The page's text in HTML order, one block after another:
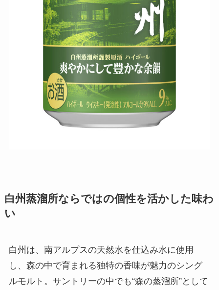
白州蒸溜所ならではの個性を活かした味わ
い
白州は、南アルプスの天然水を仕込み水に使用
し、森の中で育まれる独特の香味が魅力のシング
ルモルト。サントリーの中でも“森の蒸溜所”として